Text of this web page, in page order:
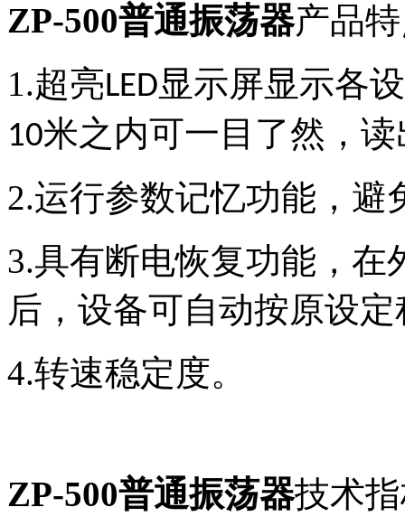
ZP-500普通振荡器产品
1.超亮LED显示屏显示各
10米之内可一目了然，
2.运行参数记忆功能，避
3.具有断电恢复功能，在
后，设备可自动按原设
4.转速稳定度。
ZP-500普通振荡器技术